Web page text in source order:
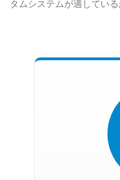
タムシステムが適している